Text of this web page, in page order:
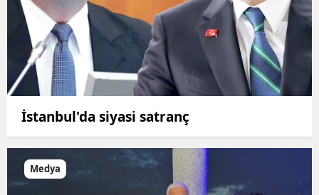
İstanbul'da siyasi satranç
Medya